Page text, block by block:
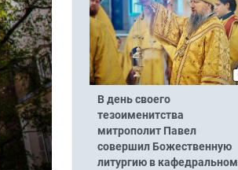
В день своего
тезоименитства
митрополит Павел
совершил Божественную
литургию в кафедральном